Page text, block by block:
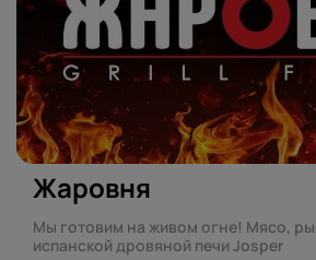
Жаровня
Мы готовим на живом огне! Мясо,
испанской дровяной печи Josper